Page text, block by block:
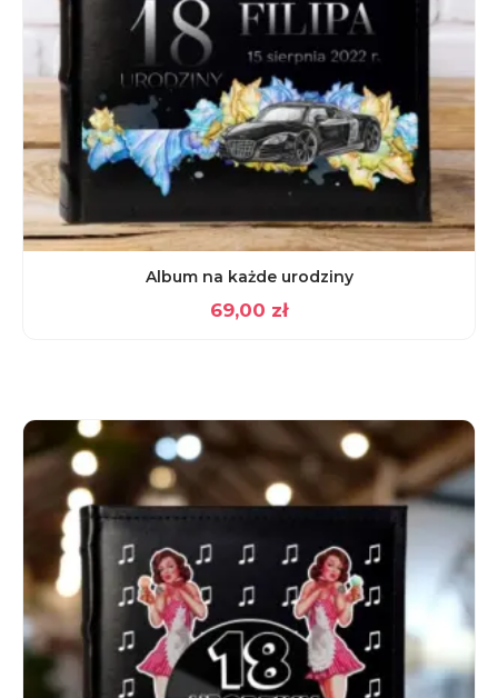
Album na każde urodziny
69,00 zł